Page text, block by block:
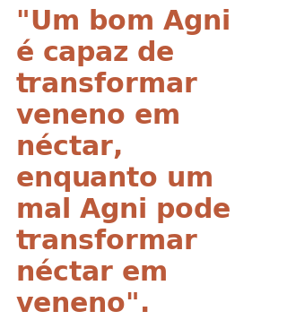
"Um bom Agni
é capaz de
transformar
veneno em
néctar,
enquanto um
mal Agni pode
transformar
néctar em
veneno".